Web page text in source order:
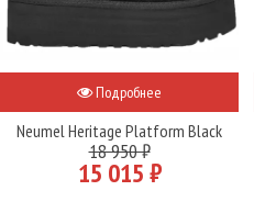
Подробнее
Neumel Heritage Platform Black
18 950 ₽
15 015 ₽